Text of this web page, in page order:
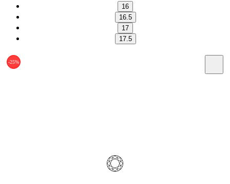
16
16.5
17
17.5
-25%